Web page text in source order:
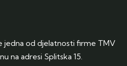
jedna od djelatnosti firme TMV
na adresi Splitska 15.